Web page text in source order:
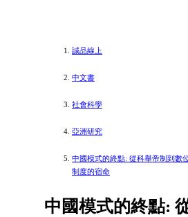
誠品線上
中文書
社會科學
亞洲研究
中國模式的終點: 從科舉帝制到數
制度的宿命
中國模式的終點: